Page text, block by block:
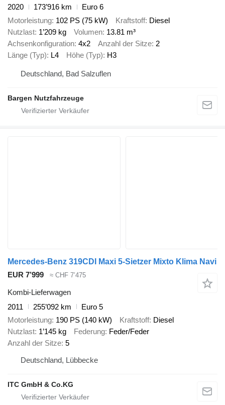
2020
173’916 km
Euro 6
Motorleistung 102 PS (75 kW) Kraftstoff Diesel
Nutzlast 1’209 kg Volumen 13.81 m³
Achsenkonfiguration 4x2 Anzahl der Sitze 2
Länge (Typ) L4 Höhe (Typ) H3
Deutschland, Bad Salzuflen
Bargen Nutzfahrzeuge
Mercedes-Benz 319CDI Maxi 5-Sietzer Mixto Klima Navi
EUR 7’999
≈ CHF 7’475
Kombi-Lieferwagen
2011
255’092 km
Euro 5
Motorleistung 190 PS (140 kW) Kraftstoff Diesel
Nutzlast 1’145 kg Federung Feder/Feder
Anzahl der Sitze 5
Deutschland, Lübbecke
ITC GmbH & Co.KG